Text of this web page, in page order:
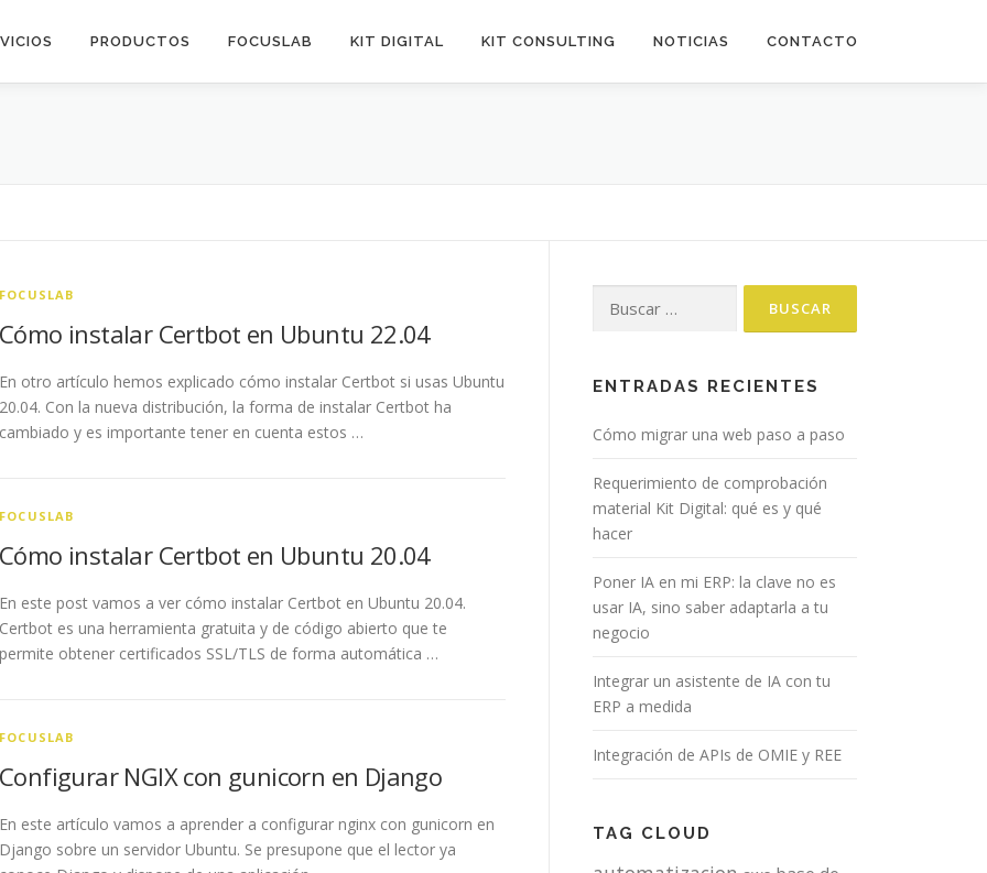
PRODUCTOS FOCUSLAB KIT DIGITAL KIT CONSULTING NOTICIAS CONTACTO
FOCUSLAB
Cómo instalar Certbot en Ubuntu 22.04
En otro artículo hemos explicado cómo instalar Certbot si usas Ubuntu
20.04. Con la nueva distribución, la forma de instalar Certbot ha
cambiado y es importante tener en cuenta estos …
FOCUSLAB
Cómo instalar Certbot en Ubuntu 20.04
En este post vamos a ver cómo instalar Certbot en Ubuntu 20.04.
Certbot es una herramienta gratuita y de código abierto que te
permite obtener certificados SSL/TLS de forma automática …
FOCUSLAB
Configurar NGIX con gunicorn en Django
En este artículo vamos a aprender a configurar nginx con gunicorn en
Django sobre un servidor Ubuntu. Se presupone que el lector ya
ENTRADAS RECIENTES
Cómo migrar una web paso a paso
Requerimiento de comprobación
material Kit Digital: qué es y qué
hacer
Poner IA en mi ERP: la clave no es
usar IA, sino saber adaptarla a tu
negocio
Integrar un asistente de IA con tu
ERP a medida
Integración de APIs de OMIE y REE
TAG CLOUD